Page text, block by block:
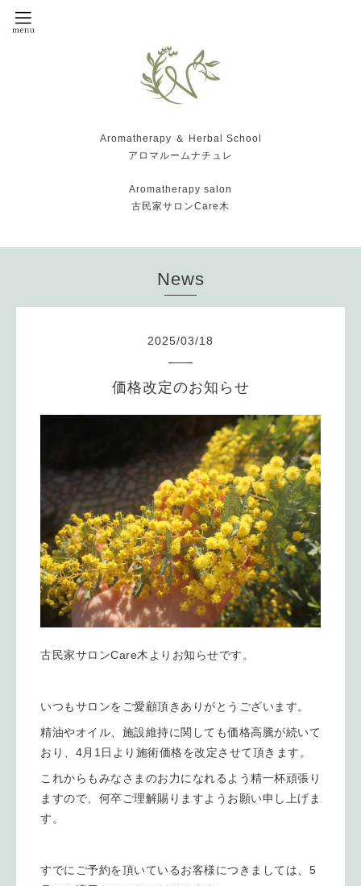
Aromatherapy ＆ Herbal School
アロマルームナチュレ
Aromatherapy salon
古民家サロンCare木
News
2025/03/18
価格改定のお知らせ
古民家サロンCare木よりお知らせです。
いつもサロンをご愛顧頂きありがとうございます。
精油やオイル、施設維持に関しても価格高騰が続いて
おり、4月1日より施術価格を改定させて頂きます。
これからもみなさまのお力になれるよう精一杯頑張り
ますので、何卒ご理解賜りますようお願い申し上げま
す。
すでにご予約を頂いているお客様につきましては、5